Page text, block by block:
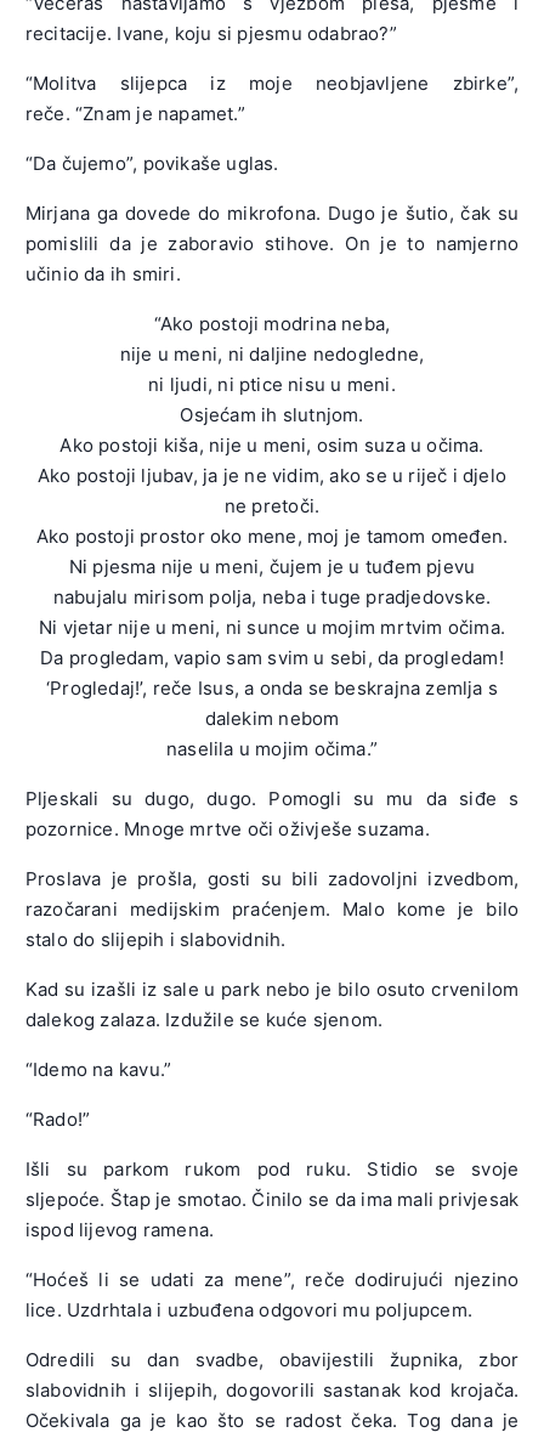
recitacije. Ivane, koju si pjesmu odabrao?”
“Molitva slijepca iz moje neobjavljene zbirke”,
reče. “Znam je napamet.”
“Da čujemo”, povikaše uglas.
Mirjana ga dovede do mikrofona. Dugo je šutio, čak su
pomislili da je zaboravio stihove. On je to namjerno
učinio da ih smiri.
“Ako postoji modrina neba,
nije u meni, ni daljine nedogledne,
ni ljudi, ni ptice nisu u meni.
Osjećam ih slutnjom.
Ako postoji kiša, nije u meni, osim suza u očima.
Ako postoji ljubav, ja je ne vidim, ako se u riječ i djelo
ne pretoči.
Ako postoji prostor oko mene, moj je tamom omeđen.
Ni pjesma nije u meni, čujem je u tuđem pjevu
nabujalu mirisom polja, neba i tuge pradjedovske.
Ni vjetar nije u meni, ni sunce u mojim mrtvim očima.
Da progledam, vapio sam svim u sebi, da progledam!
‘Progledaj!’, reče Isus, a onda se beskrajna zemlja s
dalekim nebom
naselila u mojim očima.”
Pljeskali su dugo, dugo. Pomogli su mu da siđe s
pozornice. Mnoge mrtve oči oživješe suzama.
Proslava je prošla, gosti su bili zadovoljni izvedbom,
razočarani medijskim praćenjem. Malo kome je bilo
stalo do slijepih i slabovidnih.
Kad su izašli iz sale u park nebo je bilo osuto crvenilom
dalekog zalaza. Izdužile se kuće sjenom.
“Idemo na kavu.”
“Rado!”
Išli su parkom rukom pod ruku. Stidio se svoje
sljepoće. Štap je smotao. Činilo se da ima mali privjesak
ispod lijevog ramena.
“Hoćeš li se udati za mene”, reče dodirujući njezino
lice. Uzdrhtala i uzbuđena odgovori mu poljupcem.
Odredili su dan svadbe, obavijestili župnika, zbor
slabovidnih i slijepih, dogovorili sastanak kod krojača.
Očekivala ga je kao što se radost čeka. Tog dana je